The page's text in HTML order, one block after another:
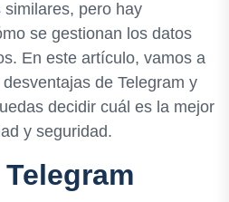
pero hay
se gestionan los datos
En este artículo, vamos a
de Telegram y
decidir cuál es la mejor
y seguridad.